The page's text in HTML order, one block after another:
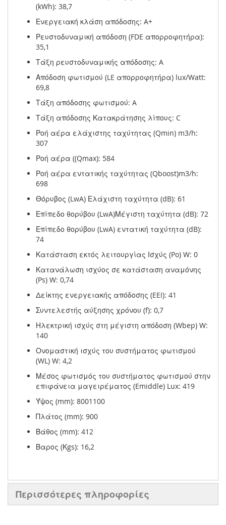
(kWh): 38,7
Ενεργειακή κλάση απόδοσης: A+
Ρευστοδυναμική απόδοση (FDE απορροφητήρα):
35,1
Τάξη ρευστοδυναμικής απόδοσης: A
Απόδοση φωτισμού (LE απορροφητήρα) lux/Watt:
69,8
Τάξη απόδοσης φωτισμού: A
Τάξη απόδοσης Κατακράτησης λίπους: C
Ροή αέρα ελάχιστης ταχύτητας (Qmin) m3/h:
307
Ροή αέρα ((Qmax): 584
Ροή αέρα εντατικής ταχύτητας (Qboost)m3/h:
698
Θόρυβος (LwA) Ελάχιστη ταχύτητα (dB): 61
Επίπεδο θορύβου (LwA)Μέγιστη ταχύτητα (dB): 72
Επίπεδο θορύβου (LwA) εντατική ταχύτητα (dB):
74
Κατάσταση εκτός λειτουργίας Ισχύς (Po) W: 0
Κατανάλωση ισχύος σε κατάσταση αναμόνης
(Ps) W: 0,74
Δείκτης ενεργειακής απόδοσης (EEI): 41
Συντελεστής αύξησης χρόνου (f): 0,7
Ηλεκτρική ισχύς στη μέγιστη απόδοση (Wbep) W:
140
Ονομαστική ισχύς του συστήματος φωτισμού
(WL) W: 4,2
Μέσος φωτισμός του συστήματος φωτισμού στην
επιφάνεια μαγειρέματος (Emiddle) Lux: 419
Ύψος (mm): 8001100
Πλάτος (mm): 900
Βάθος (mm): 412
Βαρος (Κgs): 16,2
Περισσότερες πληροφορίες